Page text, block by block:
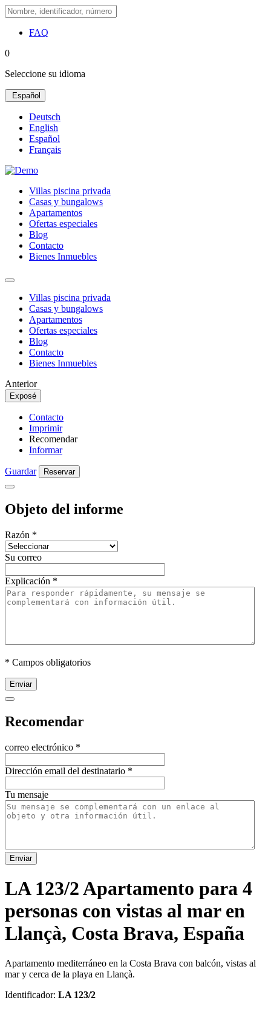
FAQ
0
Seleccione su idioma
Español
Deutsch
English
Español
Français
Villas piscina privada
Casas y bungalows
Apartamentos
Ofertas especiales
Blog
Contacto
Bienes Inmuebles
Villas piscina privada
Casas y bungalows
Apartamentos
Ofertas especiales
Blog
Contacto
Bienes Inmuebles
Anterior
Exposé
Contacto
Imprimir
Recomendar
Informar
Guardar Reservar
Objeto del informe
Razón *
Su correo
Explicación *
* Campos obligatorios
Enviar
Recomendar
correo electrónico *
Dirección email del destinatario *
Tu mensaje
Enviar
LA 123/2 Apartamento para 4
personas con vistas al mar en
Llançà, Costa Brava, España
Apartamento mediterráneo en la Costa Brava con balcón, vistas al
mar y cerca de la playa en Llançà.
Identificador: LA 123/2